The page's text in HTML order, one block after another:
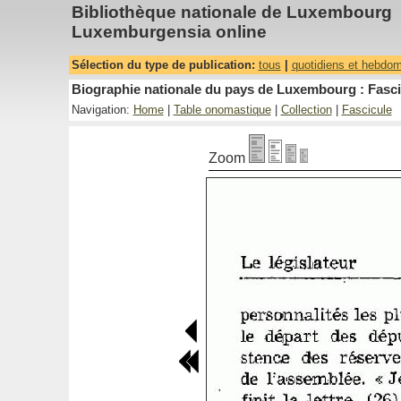
Bibliothèque nationale de Luxembourg
Luxemburgensia online
Sélection du type de publication: tous quotidiens et
Biographie nationale du pays de Luxembourg :
Navigation: Home| Table onomastique| Collection| Fascicule
Zoom